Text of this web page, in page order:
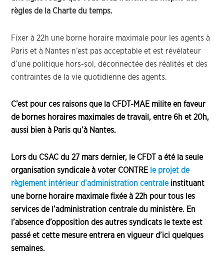
règles de la Charte du temps.
Fixer à 22h une borne horaire maximale pour les agents à
Paris et à Nantes n’est pas acceptable et est révélateur
d’une politique hors-sol, déconnectée des réalités et des
contraintes de la vie quotidienne des agents.
C’est pour ces raisons que la CFDT-MAE milite en faveur
de bornes horaires maximales de travail, entre 6h et 20h,
aussi bien à Paris qu’à Nantes.
Lors du CSAC du 27 mars dernier, le CFDT a été la seule
organisation syndicale à voter CONTRE le projet de
règlement intérieur d’administration centrale instituant
une borne horaire maximale fixée à 22h pour tous les
services de l’administration centrale du ministère. En
l’absence d’opposition des autres syndicats le texte est
passé et cette mesure entrera en vigueur d’ici quelques
semaines.